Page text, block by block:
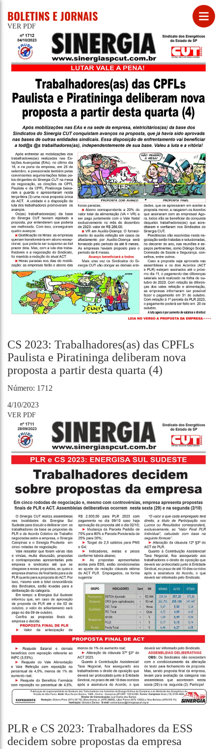
BOLETINS E JORNAIS
VER PDF
CS 2023: Trabalhadores(as) das CPFLs
Paulista e Piratininga deliberam nova
proposta a partir desta quarta (4)
Número: 1712
4/10/2023
VER PDF
PLR e CS 2023: Trabalhadores da ESS
decidem sobre propostas da empresa